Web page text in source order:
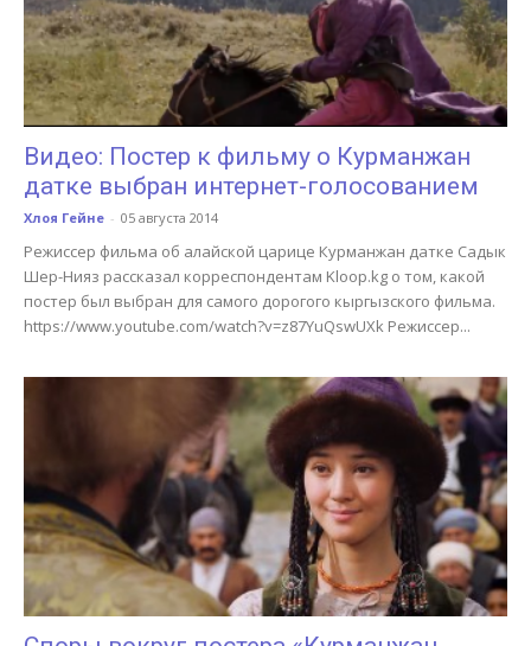
Видео: Постер к фильму о Курманжан
датке выбран интернет-голосованием
Хлоя Гейне - 05 августа 2014
Режиссер фильма об алайской царице Курманжан датке Садык
Шер-Нияз рассказал корреспондентам Kloop.kg о том, какой
постер был выбран для самого дорогого кыргызского фильма.
https://www.youtube.com/watch?v=z87YuQswUXk Режиссер...